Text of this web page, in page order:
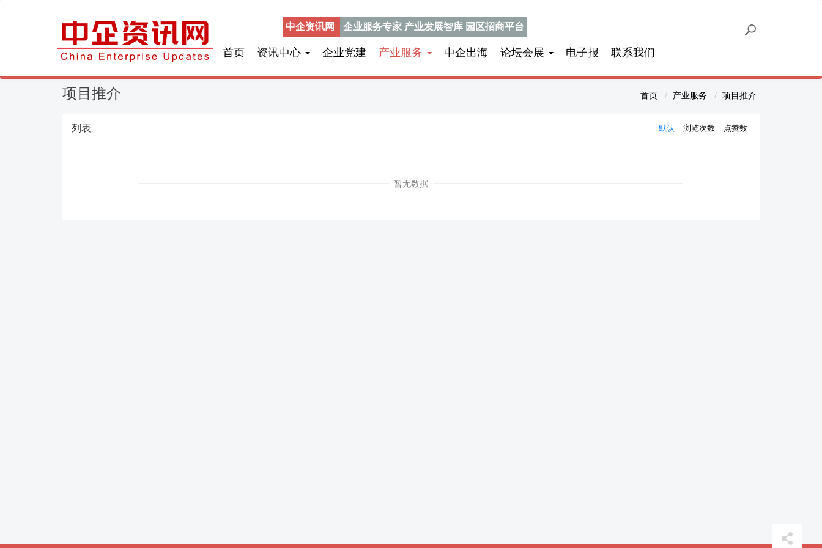
首页 资讯中心 企业党建 产业服务 中企出海 论坛会展 电子报 联系我们
中企资讯网 企业服务专家 产业发展智库 园区招商平台
项目推介 首页 产业服务 项目推介
列表 默认 浏览次数 点赞数
暂无数据